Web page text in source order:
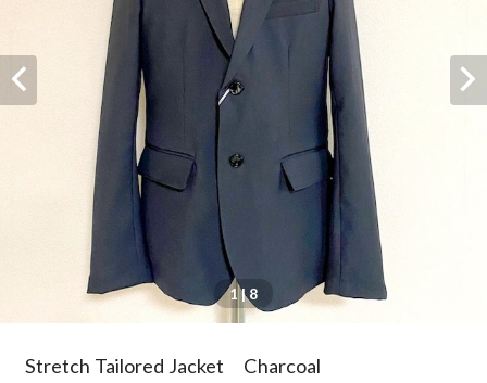
1| 8
Stretch Tailored Jacket Charcoal